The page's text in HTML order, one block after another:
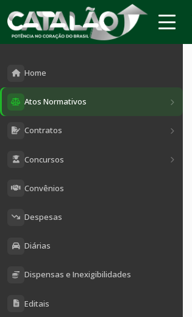
Home
Atos Normativos
Contratos
Concursos
Convênios
Despesas
Diárias
Dispensas e Inexigibilidades
Editais